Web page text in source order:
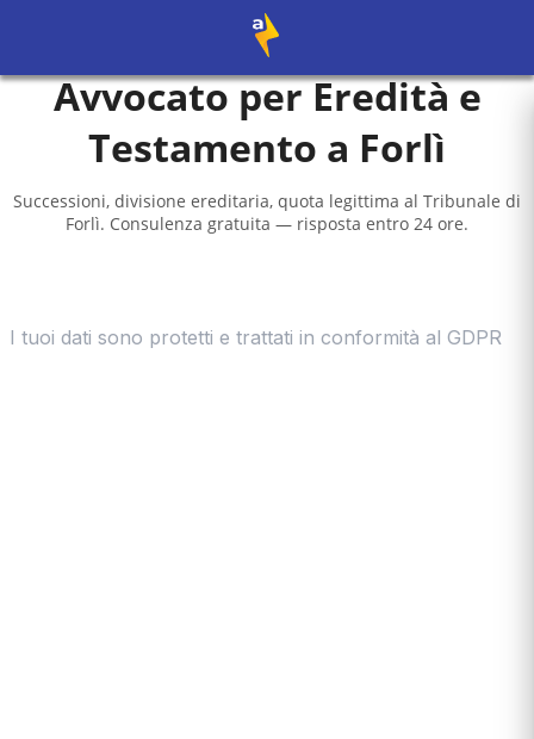
Avvocato per Eredità e
Testamento a Forlì
Successioni, divisione ereditaria, quota legittima al Tribunale di
Forlì. Consulenza gratuita — risposta entro 24 ore.